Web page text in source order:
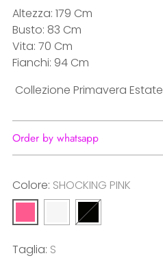
Altezza: 179 Cm
Busto: 83 Cm
Vita: 70 Cm
Fianchi: 94 Cm
Collezione Primavera Estate
Order by whatsapp
Colore: SHOCKING PINK
Taglia: S